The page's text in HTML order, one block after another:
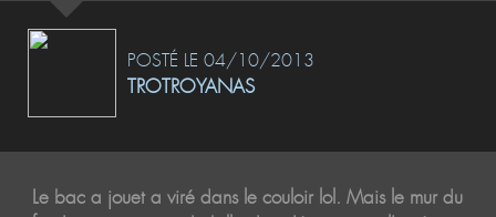
POSTÉ LE 04/10/2013
TROTROYANAS
Le bac a jouet a viré dans le couloir lol. Mais le mur du